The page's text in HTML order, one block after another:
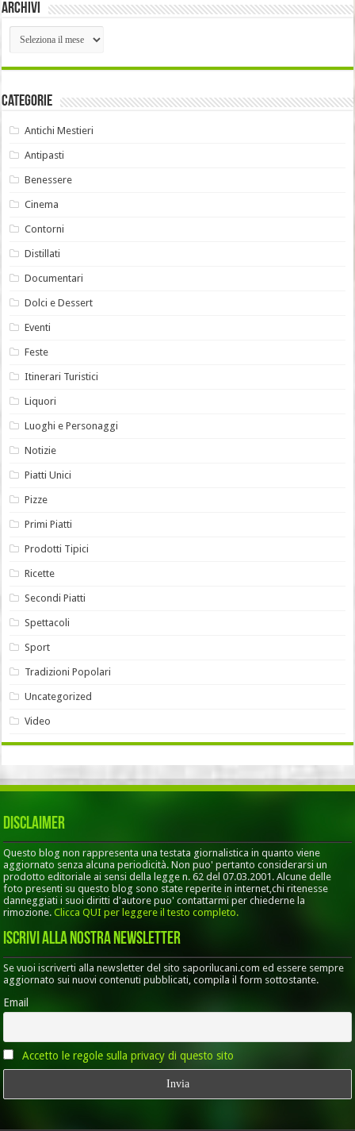
Archivi
Archivi
Categorie
Antichi Mestieri
Antipasti
Benessere
Cinema
Contorni
Distillati
Documentari
Dolci e Dessert
Eventi
Feste
Itinerari Turistici
Liquori
Luoghi e Personaggi
Notizie
Piatti Unici
Pizze
Primi Piatti
Prodotti Tipici
Ricette
Secondi Piatti
Spettacoli
Sport
Tradizioni Popolari
Uncategorized
Video
Disclaimer
Questo blog non rappresenta una testata giornalistica in quanto viene
aggiornato senza alcuna periodicità. Non puo' pertanto considerarsi un
prodotto editoriale ai sensi della legge n. 62 del 07.03.2001. Alcune delle
foto presenti su questo blog sono state reperite in internet,chi ritenesse
danneggiati i suoi diritti d'autore puo' contattarmi per chiederne la
rimozione.Clicca QUI per leggere il testo completo.
Iscrivi alla nostra Newsletter
Se vuoi iscriverti alla newsletter del sito saporilucani.com ed essere sempre
aggiornato sui nuovi contenuti pubblicati, compila il form sottostante.
Email
Accetto le regole sulla privacy di questo sito